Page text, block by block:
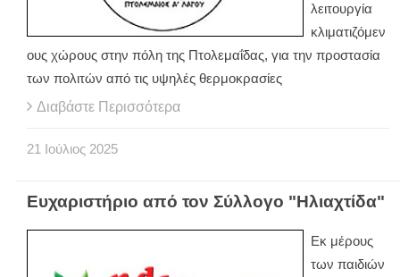
λειτουργία
κλιματιζόμεν
ους χώρους στην πόλη της Πτολεμαΐδας, για την προστασία
των πολιτών από τις υψηλές θερμοκρασίες
Διαβάστε Περισσότερα
21 Ιούλιος 2025
Ευχαριστήριο από τον Σύλλογο "Ηλιαχτίδα"
Εκ μέρους
των παιδιών